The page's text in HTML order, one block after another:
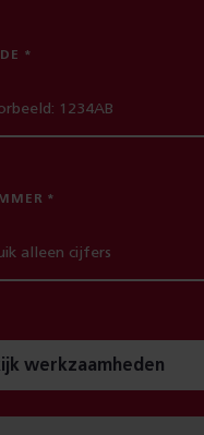
werkzaamheden